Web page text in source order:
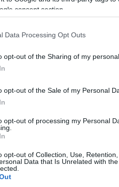
consent section.
Data Processing Opt Outs
opt-out of the Sharing of my personal
opt-out of the Sale of my Personal
opt-out of processing my Personal
opt-out of Collection, Use,
Data that Is Unrelated with
nella sezioneLogindal
Marvel Gallura